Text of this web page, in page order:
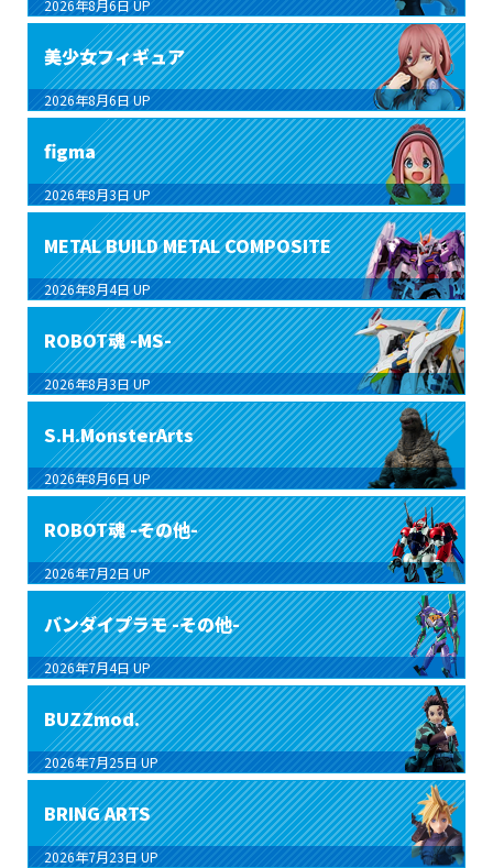
2026年8月6日 UP
美少女フィギュア
2026年8月6日 UP
figma
2026年8月3日 UP
METAL BUILD METAL COMPOSITE
2026年8月4日 UP
ROBOT魂 -MS-
2026年8月3日 UP
S.H.MonsterArts
2026年8月6日 UP
ROBOT魂 -その他-
2026年7月2日 UP
バンダイプラモ -その他-
2026年7月4日 UP
BUZZmod.
2026年7月25日 UP
BRING ARTS
2026年7月23日 UP